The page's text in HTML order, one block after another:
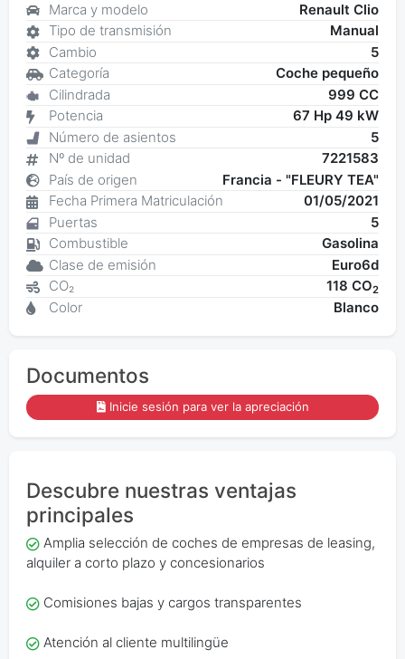
Marca y modelo
Renault Clio
Tipo de transmisión
Manual
Cambio
5
Categoría
Coche pequeño
Cilindrada
999 CC
Potencia
67 Hp 49 kW
Número de asientos
5
Nº de unidad
7221583
País de origen
Francia - "FLEURY TEA"
Fecha Primera Matriculación
01/05/2021
Puertas
5
Combustible
Gasolina
Clase de emisión
Euro6d
CO₂
118 CO2
Color Blanco
Documentos
Inicie sesión para ver la apreciación
Descubre nuestras ventajas
principales
Amplia selección de coches de empresas de leasing,
alquiler a corto plazo y concesionarios
Comisiones bajas y cargos transparentes
Atención al cliente multilingüe